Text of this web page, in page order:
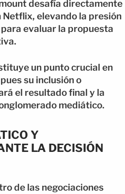
desafía directamente
Netflix, elevando la presión
evaluar la propuesta
un punto crucial en
su inclusión o
el resultado final y la
mediático.
Y
LA DECISIÓN
de las negociaciones